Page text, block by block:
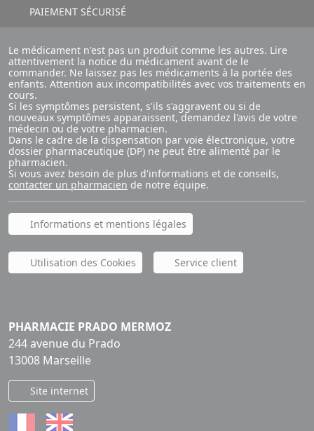
PAIEMENT SÉCURISÉ
Le médicament n'est pas un produit comme les autres. Lire
attentivement la notice du médicament avant de le
commander. Ne laissez pas les médicaments à la portée des
enfants. Attention aux incompatibilités avec vos traitements en
cours.
Si les symptômes persistent, s'ils s'aggravent ou si de
nouveaux symptômes apparaissent, demandez l'avis de votre
médecin ou de votre pharmacien.
Dans le cadre de la dispensation par voie électronique, votre
dossier pharmaceutique (DP) ne peut être alimenté par le
pharmacien.
Si vous avez besoin de plus d'informations et de conseils,
contacter un pharmacien de notre équipe.
Informations et mentions légales
Utilisation des Cookies Service client
PHARMACIE PRADO MERMOZ
244 avenue du Prado
13008 Marseille
Site internet